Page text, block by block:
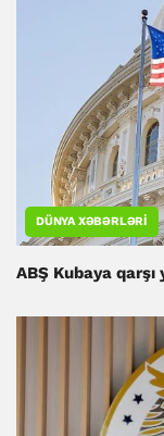
DÜNYA XƏBƏRLƏRI
ABŞ Kubaya